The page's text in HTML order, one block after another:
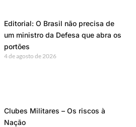
Editorial: O Brasil não precisa de
um ministro da Defesa que abra os
portões
4 de agosto de 2026
Clubes Militares – Os riscos à
Nação